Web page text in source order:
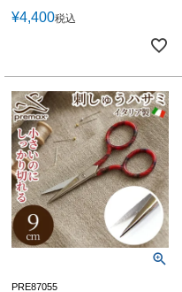
¥4,400税込
PRE87055